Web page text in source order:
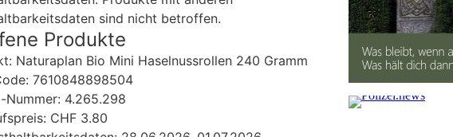
sind nicht betroffen.
Produkte
Naturaplan Bio Mini Haselnussrollen 240 Gramm
7610848898504
Nummer: 4.265.298
CHF 3.80